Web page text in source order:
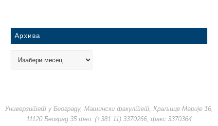
Архива
Универзитет у Београду, Машински факултет, Краљице Марије 16,
11120 Београд 35 тел. (+381 11) 3370266, факс 3370364